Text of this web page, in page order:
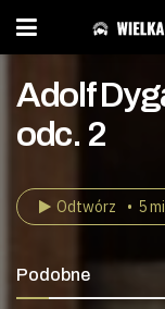
Adolf
odc. 2
Odtwórz 5
Podobne